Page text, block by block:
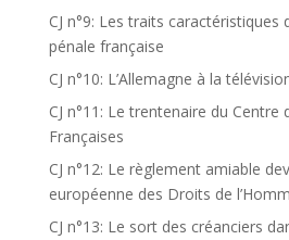
CJ n°9: Les traits caractéristiques
pénale française
CJ n°10: L’Allemagne à la
CJ n°11: Le trentenaire du Centre
Françaises
CJ n°12: Le règlement amiable
européenne des Droits de
CJ n°13: Le sort des créanciers